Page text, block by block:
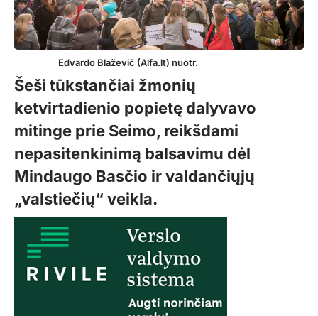
Edvardo Blaževič (Alfa.lt) nuotr.
Šeši tūkstančiai žmonių
ketvirtadienio popietę dalyvavo
mitinge prie Seimo, reikšdami
nepasitenkinimą balsavimu dėl
Mindaugo Basčio ir valdančiųjų
„valstiečių“ veikla.